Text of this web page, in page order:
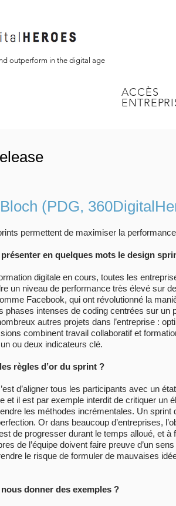
outperform in the digital age
ACCÈS
(PDG,
permettent de maximiser la
en quelques mots le design
digitale en cours, toutes les
un niveau de performance très élevé sur
Facebook, qui ont révolutionné la
phases intenses de coding centrées sur un
autres projets dans l’entreprise :
combinent travail collaboratif et
ou deux indicateurs clé.
règles d’or du sprint ?
d’aligner tous les participants avec un
et il est par exemple interdit de critiquer
les méthodes incrémentales. Un
Or dans beaucoup d’entreprises,
de progresser durant le temps alloué, et
de l’équipe doivent faire preuve d’un
le risque de formuler de mauvaises
donner des exemples ?